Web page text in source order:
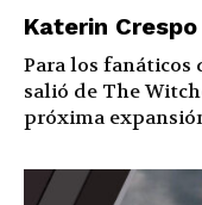
Katerin Crespo
Para los fanáticos
salió de The
próxima